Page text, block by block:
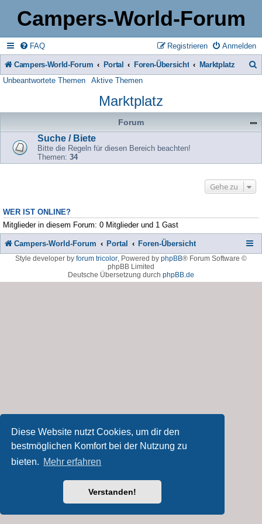
Diese Website nutzt Cookies, um dir den
bestmöglichen Komfort bei der Nutzung zu
bieten. Mehr erfahren
Verstanden!
Campers-World-Forum
FAQ Anmelden
Registrieren
Campers-World-Forum Portal Foren-Übersicht Marktplatz
h
e
Unbeantwortete Themen Aktive Themen
Marktplatz
Forum
Suche / Biete
Bitte die Regeln für diesen Bereich beachten!
Themen: 34
Gehe zu
WER IST ONLINE?
Mitglieder in diesem Forum: 0 Mitglieder und 1 Gast
Campers-World-Forum Portal Foren-Übersicht
Style developer by forum tricolor, Powered by phpBB® Forum Software ©
phpBB Limited
Deutsche Übersetzung durch phpBB.de